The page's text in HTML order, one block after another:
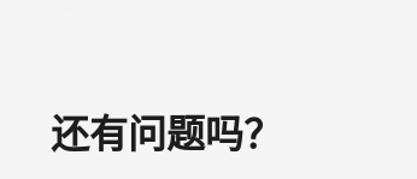
还有问题吗？